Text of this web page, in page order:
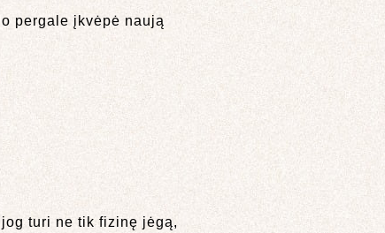
pergale įkvėpė naują
turi ne tik fizinę jėgą,